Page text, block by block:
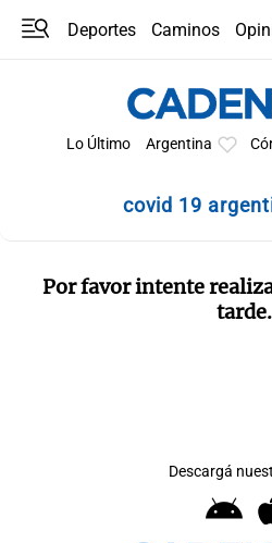
Deportes Caminos
Lo Último Argentina
covid 19
Por favor intente
tarde.
Descargá